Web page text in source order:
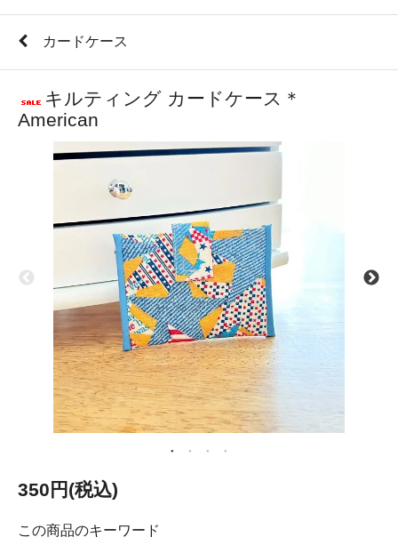
カードケース
キルティング カードケース＊
American
350円(税込)
この商品のキーワード